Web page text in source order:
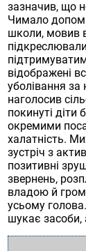
зазначив, що
Чимало
школи, мовив
відображені
уболівання
наголосив
покинуті діти
окремими
халатність.
зустріч з
позитивні
звернень,
владою й
усьому
шукає засоби,